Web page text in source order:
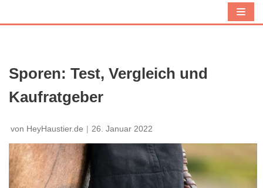
n
h
l
t
s
p
Sporen: Test, Vergleich und
Kaufratgeber
von HeyHaustier.de 26. Januar 2022